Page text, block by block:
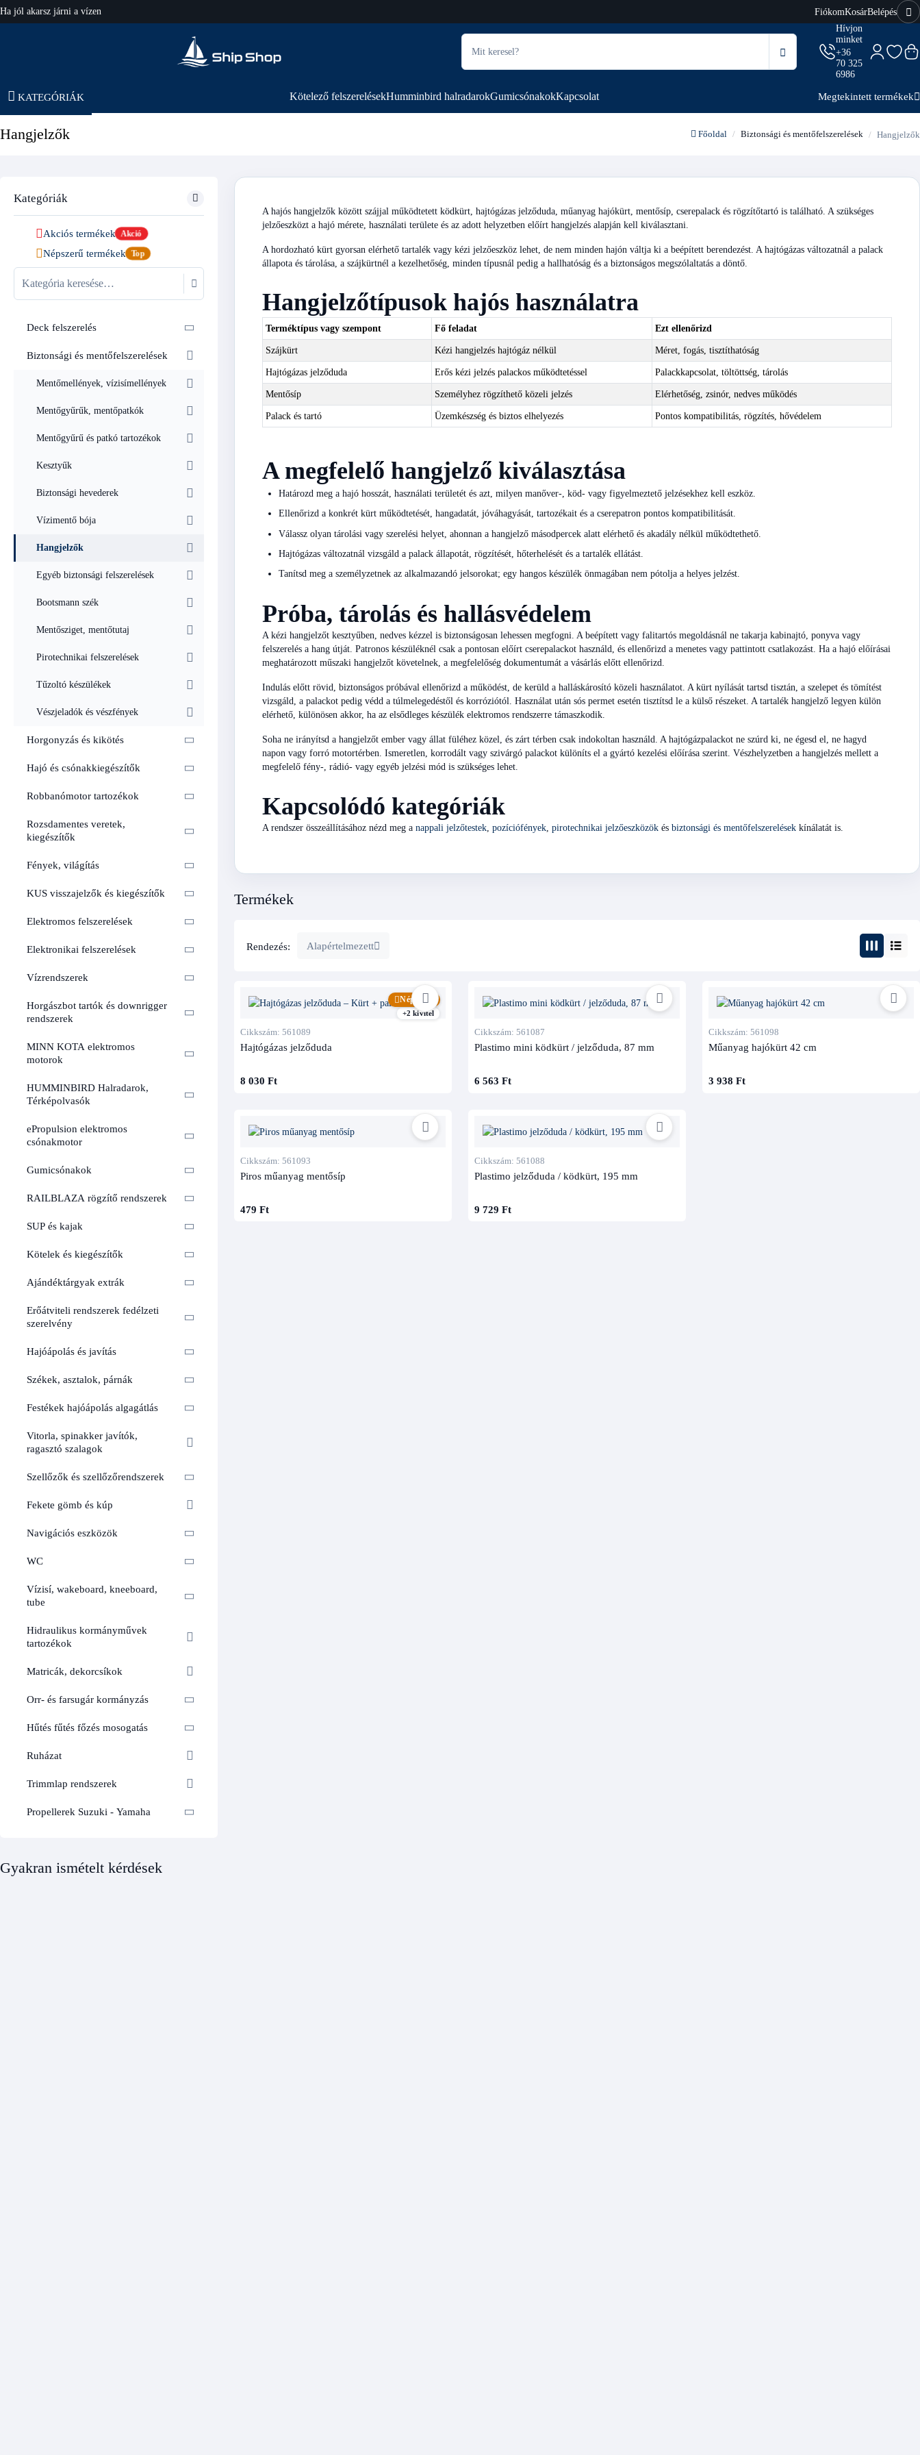
Ha jól akarsz járni a vízen
hajo-felszereles.hu
FiókomKosárBelépés
Hívjon
minket
+36
70 325
6986
KATEGÓRIÁK Kötelező felszerelésekHumminbird halradarokGumicsónakokKapcsolat Megtekintett termékek
Hangjelzők Főoldal Biztonsági és mentőfelszerelések Hangjelzők
Kategóriák
Akciós termékek Akció
Népszerű termékek Top
Deck felszerelés
Biztonsági és mentőfelszerelések
Mentőmellények, vízisímellények
Mentőgyűrűk, mentőpatkók
Mentőgyűrű és patkó tartozékok
Kesztyűk
Biztonsági hevederek
Vízimentő bója
Hangjelzők
Egyéb biztonsági felszerelések
Bootsmann szék
Mentősziget, mentőtutaj
Pirotechnikai felszerelések
Tűzoltó készülékek
Vészjeladók és vészfények
Horgonyzás és kikötés
Hajó és csónakkiegészítők
Robbanómotor tartozékok
Rozsdamentes veretek,
kiegészítők
Fények, világítás
KUS visszajelzők és kiegészítők
Elektromos felszerelések
Elektronikai felszerelések
Vízrendszerek
Horgászbot tartók és downrigger
rendszerek
MINN KOTA elektromos
motorok
HUMMINBIRD Halradarok,
Térképolvasók
ePropulsion elektromos
csónakmotor
Gumicsónakok
RAILBLAZA rögzítő rendszerek
SUP és kajak
Kötelek és kiegészítők
Ajándéktárgyak extrák
Erőátviteli rendszerek fedélzeti
szerelvény
Hajóápolás és javítás
Székek, asztalok, párnák
Festékek hajóápolás algagátlás
Vitorla, spinakker javítók,
ragasztó szalagok
Szellőzők és szellőzőrendszerek
Fekete gömb és kúp
Navigációs eszközök
WC
Vízisí, wakeboard, kneeboard,
tube
Hidraulikus kormányművek
tartozékok
Matricák, dekorcsíkok
Orr- és farsugár kormányzás
Hűtés fűtés főzés mosogatás
Ruházat
Trimmlap rendszerek
Propellerek Suzuki - Yamaha
A hajós hangjelzők között szájjal működtetett ködkürt, hajtógázas jelződuda, műanyag hajókürt, mentősíp, cserepalack és rögzítőtartó is található. A szükséges
jelzőeszközt a hajó mérete, használati területe és az adott helyzetben előírt hangjelzés alapján kell kiválasztani.
A hordozható kürt gyorsan elérhető tartalék vagy kézi jelzőeszköz lehet, de nem minden hajón váltja ki a beépített berendezést. A hajtógázas változatnál a palack
állapota és tárolása, a szájkürtnél a kezelhetőség, minden típusnál pedig a hallhatóság és a biztonságos megszólaltatás a döntő.
Hangjelzőtípusok hajós használatra
Terméktípus vagy szempont Fő feladat Ezt ellenőrizd
Szájkürt Kézi hangjelzés hajtógáz nélkül Méret, fogás, tisztíthatóság
Hajtógázas jelződuda Erős kézi jelzés palackos működtetéssel Palackkapcsolat, töltöttség, tárolás
Mentősíp Személyhez rögzíthető közeli jelzés Elérhetőség, zsinór, nedves működés
Palack és tartó Üzemkészség és biztos elhelyezés Pontos kompatibilitás, rögzítés, hővédelem
A megfelelő hangjelző kiválasztása
Határozd meg a hajó hosszát, használati területét és azt, milyen manőver-, köd- vagy figyelmeztető jelzésekhez kell eszköz.
Ellenőrizd a konkrét kürt működtetését, hangadatát, jóváhagyását, tartozékait és a cserepatron pontos kompatibilitását.
Válassz olyan tárolási vagy szerelési helyet, ahonnan a hangjelző másodpercek alatt elérhető és akadály nélkül működtethető.
Hajtógázas változatnál vizsgáld a palack állapotát, rögzítését, hőterhelését és a tartalék ellátást.
Tanítsd meg a személyzetnek az alkalmazandó jelsorokat; egy hangos készülék önmagában nem pótolja a helyes jelzést.
Próba, tárolás és hallásvédelem
A kézi hangjelzőt kesztyűben, nedves kézzel is biztonságosan lehessen megfogni. A beépített vagy falitartós megoldásnál ne takarja kabinajtó, ponyva vagy
felszerelés a hang útját. Patronos készüléknél csak a pontosan előírt cserepalackot használd, és ellenőrizd a menetes vagy pattintott csatlakozást. Ha a hajó előírásai
meghatározott műszaki hangjelzőt követelnek, a megfelelőség dokumentumát a vásárlás előtt ellenőrizd.
Indulás előtt rövid, biztonságos próbával ellenőrizd a működést, de kerüld a halláskárosító közeli használatot. A kürt nyílását tartsd tisztán, a szelepet és tömítést
vizsgáld, a palackot pedig védd a túlmelegedéstől és korróziótól. Használat után sós permet esetén tisztítsd le a külső részeket. A tartalék hangjelző legyen külön
elérhető, különösen akkor, ha az elsődleges készülék elektromos rendszerre támaszkodik.
Soha ne irányítsd a hangjelzőt ember vagy állat füléhez közel, és zárt térben csak indokoltan használd. A hajtógázpalackot ne szúrd ki, ne égesd el, ne hagyd
napon vagy forró motortérben. Ismeretlen, korrodált vagy szivárgó palackot különíts el a gyártó kezelési előírása szerint. Vészhelyzetben a hangjelzés mellett a
megfelelő fény-, rádió- vagy egyéb jelzési mód is szükséges lehet.
Kapcsolódó kategóriák
A rendszer összeállításához nézd meg a nappali jelzőtestek pozíciófények pirotechnikai jelzőeszközök és biztonsági és mentőfelszerelések kínálatát is.
Termékek
Rendezés: Alapértelmezett
Népszerű
+2 kivitel
Cikkszám: 561089
Hajtógázas jelződuda
8 030 Ft
Cikkszám: 561087
Plastimo mini ködkürt / jelződuda, 87 mm
6 563 Ft
Cikkszám: 561098
Műanyag hajókürt 42 cm
3 938 Ft
Cikkszám: 561093
Piros műanyag mentősíp
479 Ft
Cikkszám: 561088
Plastimo jelződuda / ködkürt, 195 mm
9 729 Ft
Gyakran ismételt kérdések